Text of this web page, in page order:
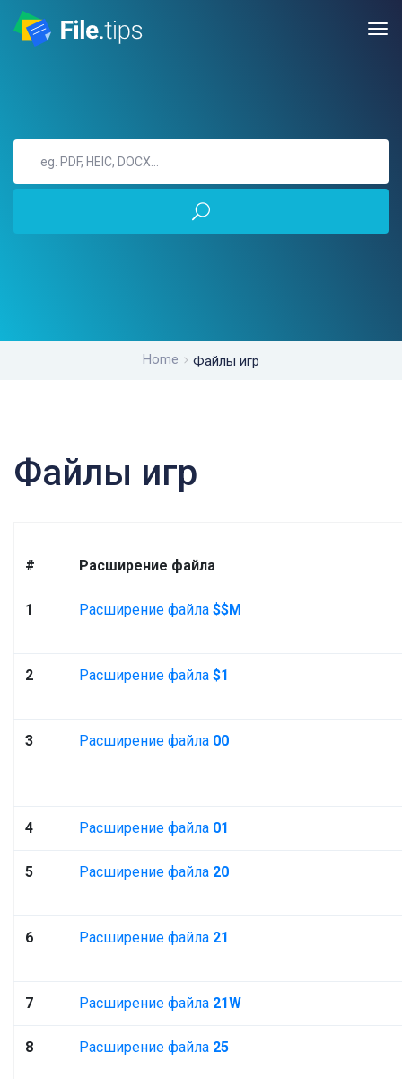
Home Файлы игр
Файлы игр
# Расширение файла
1 Расширение файла $$M
2 Расширение файла $1
3 Расширение файла 00
4 Расширение файла 01
5 Расширение файла 20
6 Расширение файла 21
7 Расширение файла 21W
8 Расширение файла 25